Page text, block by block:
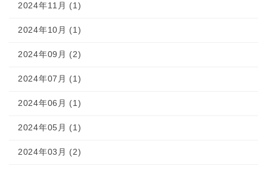
2024年11月 (1)
2024年10月 (1)
2024年09月 (2)
2024年07月 (1)
2024年06月 (1)
2024年05月 (1)
2024年03月 (2)